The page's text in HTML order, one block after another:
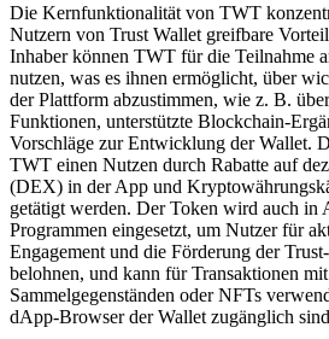
Die Kernfunktionalität von TWT
Nutzern von Trust Wallet greifbare
Inhaber können TWT für die Teilnahme
nutzen, was es ihnen ermöglicht, über
der Plattform abzustimmen, wie z. B.
Funktionen, unterstützte Blockchain-
Vorschläge zur Entwicklung der Wallet.
TWT einen Nutzen durch Rabatte auf
(DEX) in der App und
getätigt werden. Der Token wird auch
Programmen eingesetzt, um Nutzer für
Engagement und die Förderung der
belohnen, und kann für Transaktionen
Sammelgegenständen oder NFTs
dApp-Browser der Wallet zugänglich